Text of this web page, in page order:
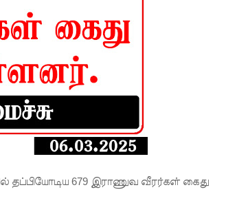
தப்பியோடிய 679 இராணுவ வீரர்கள் கைது